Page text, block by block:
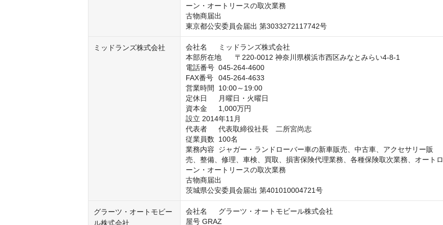
ーン・オートリースの取次業務
古物商届出
東京都公安委員会届出 第3033272117742号
ミッドランズ株式会社
会社名	ミッドランズ株式会社
本部所在地	〒220-0012 神奈川県横浜市西区みなとみらい4-8-1
電話番号	045-264-4600
FAX番号	045-264-4633
営業時間	10:00～19:00
定休日	月曜日・火曜日
資本金	1,000万円
設立	2014年11月
代表者	代表取締役社長　二所宮尚志
従業員数	100名
業務内容	ジャガー・ランドローバー車の新車販売、中古車、アクセサリー販
売、整備、修理、車検、買取、損害保険代理業務、各種保険取次業務、オートロ
ーン・オートリースの取次業務
古物商届出
茨城県公安委員会届出 第401010004721号
グラーツ・オートモビー
ル株式会社
会社名	グラーツ・オートモビール株式会社
屋号	GRAZ